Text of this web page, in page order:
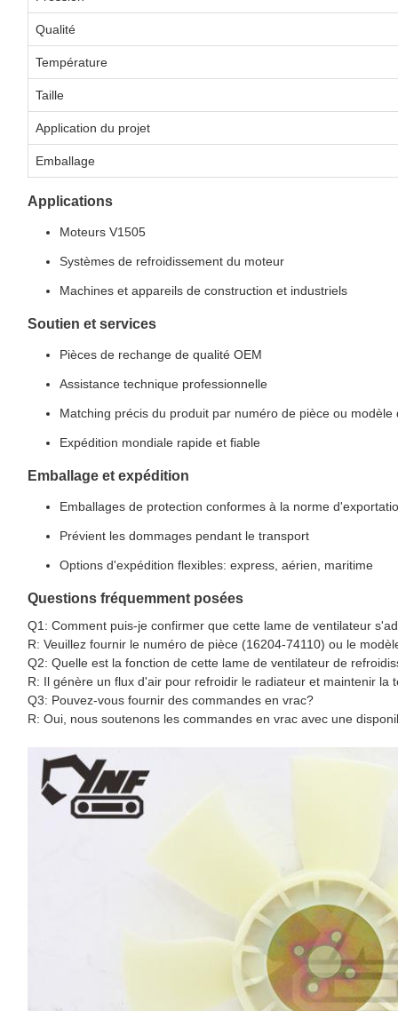
Qualité
Température
Taille
Application du projet
Emballage
Applications
Moteurs V1505
Systèmes de refroidissement du moteur
Machines et appareils de construction et industriels
Soutien et services
Pièces de rechange de qualité OEM
Assistance technique professionnelle
Matching précis du produit par numéro de pièce ou modèle
Expédition mondiale rapide et fiable
Emballage et expédition
Emballages de protection conformes à la norme
Prévient les dommages pendant le transport
Options d'expédition flexibles: express, aérien, maritime
Questions fréquemment posées
Q1: Comment puis-je confirmer que cette lame de ventilateur
R: Veuillez fournir le numéro de pièce (16204-74110) ou le
Q2: Quelle est la fonction de cette lame de ventilateur de
R: Il génère un flux d'air pour refroidir le radiateur et maintenir la
Q3: Pouvez-vous fournir des commandes en vrac?
R: Oui, nous soutenons les commandes en vrac avec une